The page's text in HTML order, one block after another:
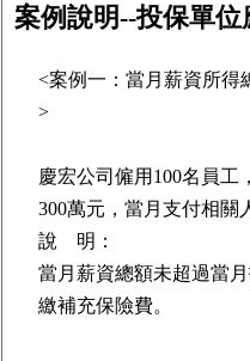
案例說明--投保單
<案例一：當月薪資所得
>
慶宏公司僱用100名員工
300萬元，當月支付相關
說 明：
當月薪資總額未超過當
繳補充保險費。